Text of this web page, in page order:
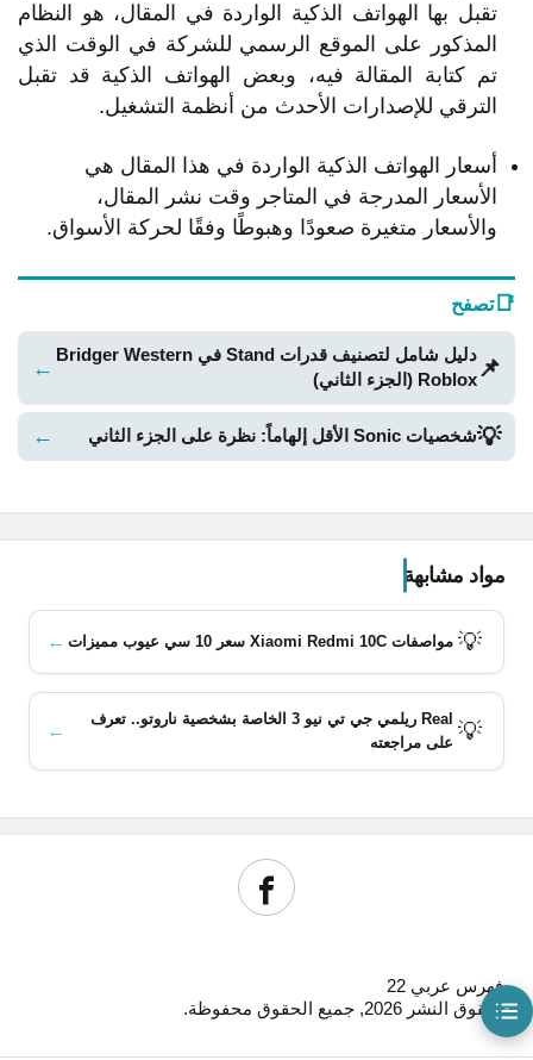
تقبل بها الهواتف الذكية الواردة في المقال، هو النظام
المذكور على الموقع الرسمي للشركة في الوقت الذي
تم كتابة المقالة فيه، وبعض الهواتف الذكية قد تقبل
الترقي للإصدارات الأحدث من أنظمة التشغيل.
أسعار الهواتف الذكية الواردة في هذا المقال هي
الأسعار المدرجة في المتاجر وقت نشر المقال،
والأسعار متغيرة صعودًا وهبوطًا وفقًا لحركة الأسواق.
📑تصفح
📌
دليل شامل لتصنيف قدرات Stand في Bridger Western
Roblox (الجزء الثاني)
←
💡شخصيات Sonic الأقل إلهاماً: نظرة على الجزء الثاني ←
مواد مشابهة
💡 مواصفات Xiaomi Redmi 10C سعر 10 سي عيوب مميزات ←
💡
Real ريلمي جي تي نيو 3 الخاصة بشخصية ناروتو.. تعرف
على مراجعته
←
فهرس عربي 22
© حقوق النشر 2026, جميع الحقوق محفوظة.